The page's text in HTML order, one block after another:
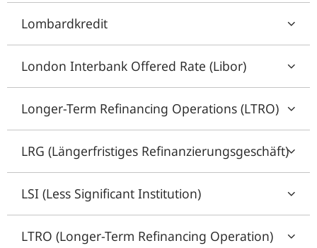
Lombardkredit
London Interbank Offered Rate (Libor)
Longer-Term Refinancing Operations (LTRO)
LRG (Längerfristiges Refinanzierungsgeschäft)
LSI (Less Significant Institution)
LTRO (Longer-Term Refinancing Operation)